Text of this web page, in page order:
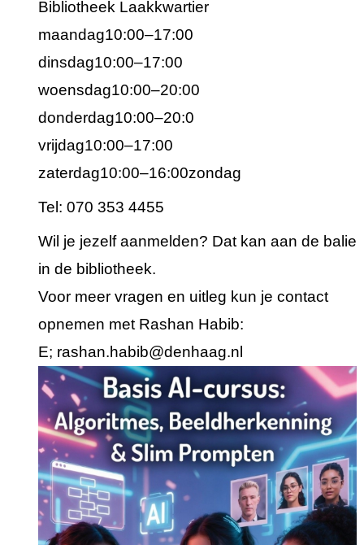
Bibliotheek Laakkwartier
maandag10:00–17:00
dinsdag10:00–17:00
woensdag10:00–20:00
donderdag10:00–20:0
vrijdag10:00–17:00
zaterdag10:00–16:00zondag
Tel: 070 353 4455
Wil je jezelf aanmelden? Dat kan aan de balie
in de bibliotheek.
Voor meer vragen en uitleg kun je contact
opnemen met Rashan Habib:
E; rashan.habib@denhaag.nl